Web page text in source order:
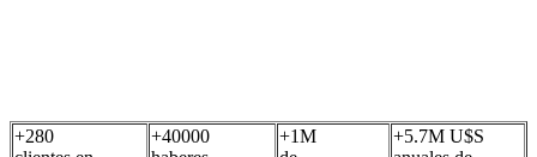
+280
+40000
+1M
+5.7M U$S